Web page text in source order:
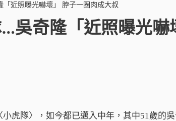
近照曝光嚇壞」 脖子一圈肉成大叔
吳奇隆「近照曝光嚇
虎隊〉，如今都已邁入中年，其中51歲的